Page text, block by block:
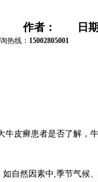
院 作者： 日期
热线： 15002805001
癣患者是否了解，牛
然因素中,季节气候、